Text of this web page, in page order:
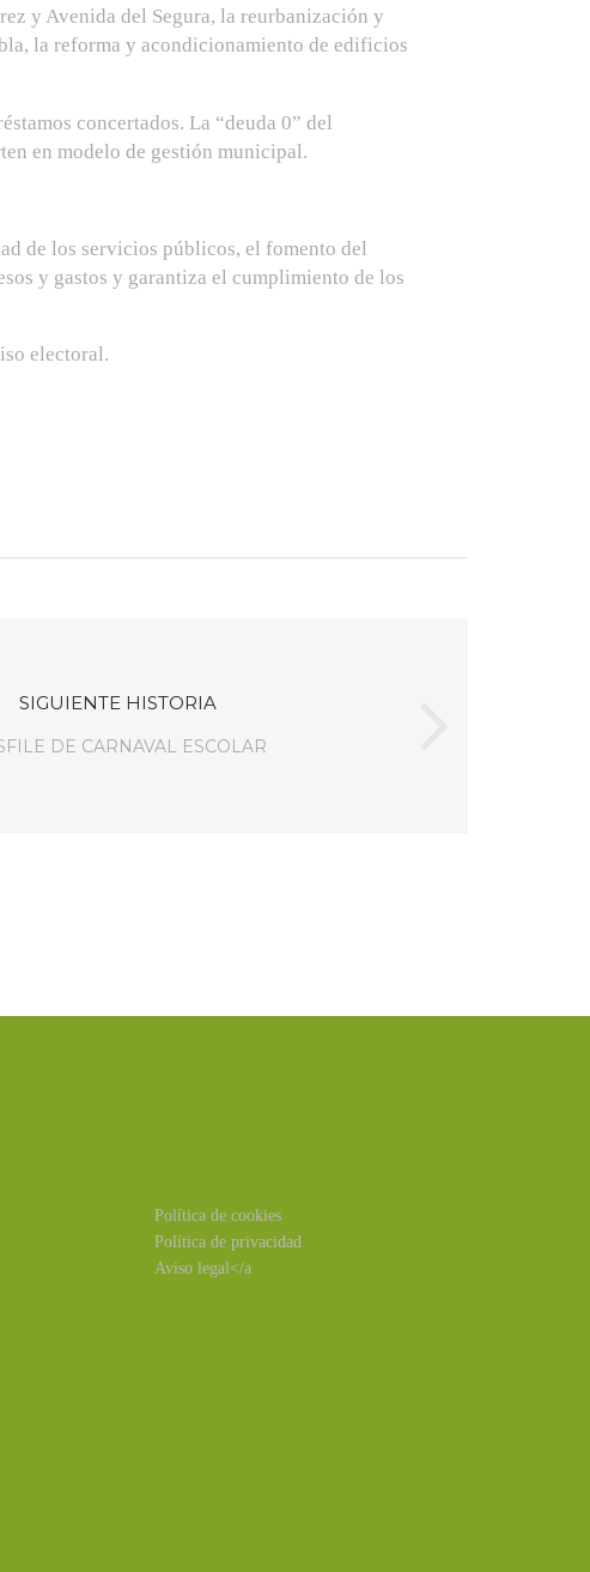
y Avenida del Segura, la reurbanización y
la reforma y acondicionamiento de edificios
concertados. La “deuda 0” del
en modelo de gestión municipal.
de los servicios públicos, el fomento del
y gastos y garantiza el cumplimiento de los
electoral.
SIGUIENTE HISTORIA
DE CARNAVAL ESCOLAR
Política de cookies
Política de privacidad
Aviso legal</a